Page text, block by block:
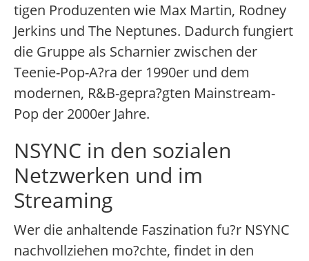
tigen Produzenten wie Max Martin, Rodney
Jerkins und The Neptunes. Dadurch fungiert
die Gruppe als Scharnier zwischen der
Teenie-Pop-A?ra der 1990er und dem
modernen, R&B-gepra?gten Mainstream-
Pop der 2000er Jahre.
NSYNC in den sozialen
Netzwerken und im
Streaming
Wer die anhaltende Faszination fu?r NSYNC
nachvollziehen mo?chte, findet in den